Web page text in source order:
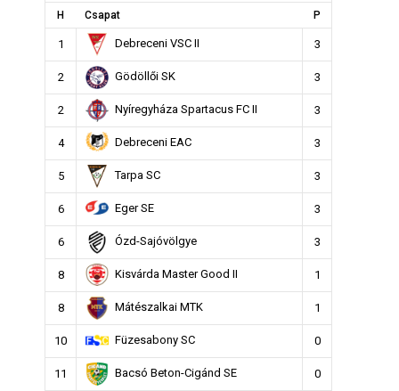
H Csapat P
1 Debreceni VSC II 3
2 Gödöllői SK 3
2 Nyíregyháza Spartacus FC II 3
4 Debreceni EAC 3
5 Tarpa SC 3
6 Eger SE 3
6 Ózd-Sajóvölgye 3
8 Kisvárda Master Good II 1
8 Mátészalkai MTK 1
10 Füzesabony SC 0
11 Bacsó Beton-Cigánd SE 0